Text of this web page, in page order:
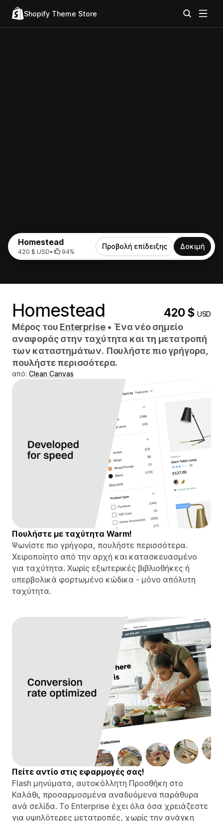
Shopify Theme Store
Homestead
420 $ USD• 94%
Προβολή επίδειξης Δοκιμή
Homestead 420 $USD
Μέρος του Enterprise • Ένα νέο σημείο
αναφοράς στην ταχύτητα και τη μετατροπή
των καταστημάτων. Πουλήστε πιο γρήγορα,
πουλήστε περισσότερα.
από: Clean Canvas
Πουλήστε με ταχύτητα Warm!
Ψωνίστε πιο γρήγορα, πουλήστε περισσότερα.
Χειροποίητο από την αρχή και κατασκευασμένο
για ταχύτητα. Χωρίς εξωτερικές βιβλιοθήκες ή
υπερβολικά φορτωμένο κώδικα - μόνο απόλυτη
ταχύτητα.
Πείτε αντίο στις εφαρμογές σας!
Flash μηνύματα, αυτοκόλλητη Προσθήκη στο
Καλάθι, προσαρμοσμένα αναδυόμενα παράθυρα
ανά σελίδα. Το Enterprise έχει όλα όσα χρειάζεστε
για υψηλότερες μετατροπές, χωρίς την ανάγκη